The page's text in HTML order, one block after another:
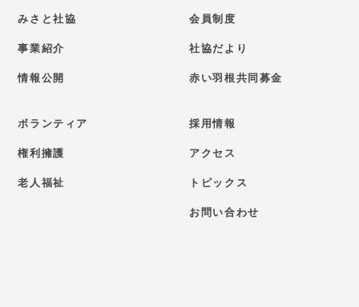
みさと社協
事業紹介
情報公開
会員制度
社協だより
赤い羽根共同募金
ボランティア
権利擁護
老人福祉
採用情報
アクセス
トピックス
お問い合わせ